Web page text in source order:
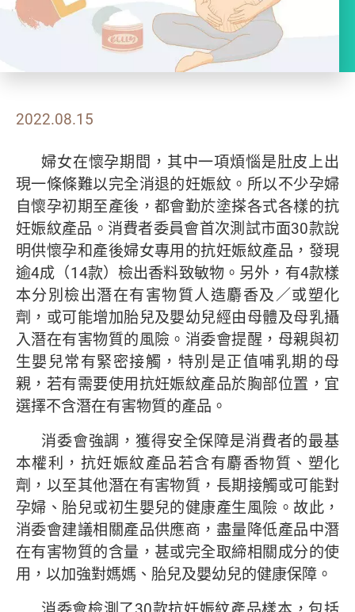
2022.08.15
婦女在懷孕期間，其中一項煩惱是肚皮上出
現一條條難以完全消退的妊娠紋。所以不少孕婦
自懷孕初期至產後，都會勤於塗搽各式各樣的抗
妊娠紋產品。消費者委員會首次測試市面30款說
明供懷孕和產後婦女專用的抗妊娠紋產品，發現
逾4成（14款）檢出香料致敏物。另外，有4款樣
本分別檢出潛在有害物質人造麝香及／或塑化
劑，或可能增加胎兒及嬰幼兒經由母體及母乳攝
入潛在有害物質的風險。消委會提醒，母親與初
生嬰兒常有緊密接觸，特別是正值哺乳期的母
親，若有需要使用抗妊娠紋產品於胸部位置，宜
選擇不含潛在有害物質的產品。
消委會強調，獲得安全保障是消費者的最基
本權利，抗妊娠紋產品若含有麝香物質、塑化
劑，以至其他潛在有害物質，長期接觸或可能對
孕婦、胎兒或初生嬰兒的健康產生風險。故此，
消委會建議相關產品供應商，盡量降低產品中潛
在有害物質的含量，甚或完全取締相關成分的使
用，以加強對媽媽、胎兒及嬰幼兒的健康保障。